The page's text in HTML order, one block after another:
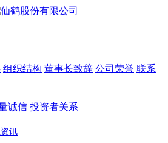
组织结构 董事长致辞 公司荣誉 联系
诚信 投资者关系
讯